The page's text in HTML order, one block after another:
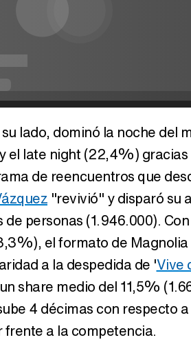
lado, dominó la noche del
el late night (22,4%) gracias
de reencuentros que
"revivió" y disparó su
de personas (1.946.000).
el formato de
a la despedida de 'Vive
share medio del 11,5%
4 décimas con respecto
frente a la competencia.